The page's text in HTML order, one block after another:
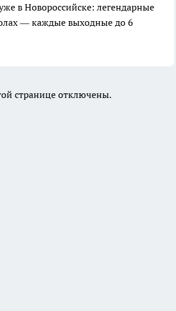
в Новороссийске: легендарные
— каждые выходные до 6
странице отключены.